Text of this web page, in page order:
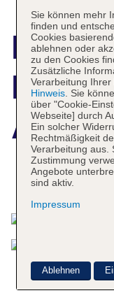
Das bietet
Sie können mehr
finden und
Cookies
ablehnen oder
zu den Cookies
Zusätzliche
Verarbeitung
Hinweis. Sie
über "Cookie-
Webseite] durch
Ein solcher
Rechtmäßigkeit
Verarbeitung aus.
Zustimmung
Angebote
sind aktiv.
Impressum
Ablehnen